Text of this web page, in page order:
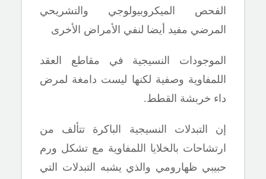
الفحص الميكروبيولوجي والتشريحي
المرضي مفيد أيضا لنفي الأمراض الأخرى
الموجودات النسيجية في مقاطع العقد
اللمفاوية وصفية لكنها ليست دامغة لمرض
داء خربشة القطط.
إن التبدلات النسيجية الباكرة تتألف من
ارتشاحات بالخلايا اللمفاوية مع تشكل ورم
حبيبي ظهارومي والذي يشبه التبدلات التي